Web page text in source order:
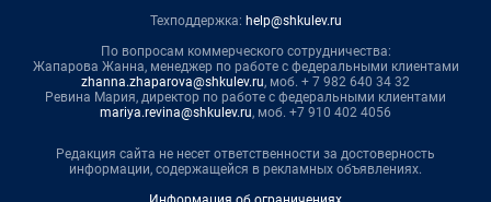
Техподдержка: help@shkulev.ru
По вопросам коммерческого сотрудничества:
Жапарова Жанна, менеджер по работе с федеральными клиентами
zhanna.zhaparova@shkulev.ru, моб. + 7 982 640 34 32
Ревина Мария, директор по работе с федеральными клиентами
mariya.revina@shkulev.ru, моб. +7 910 402 4056
Редакция сайта не несет ответственности за достоверность
информации, содержащейся в рекламных объявлениях.